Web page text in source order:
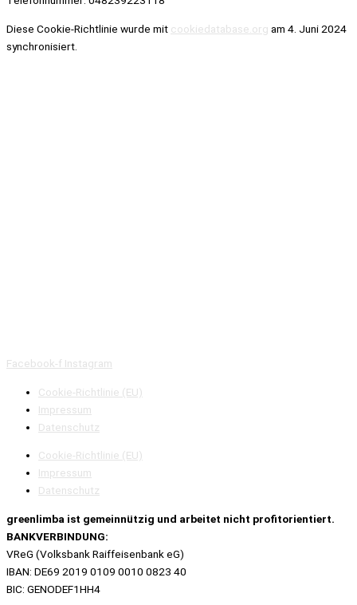
Diese Cookie-Richtlinie wurde mit cookiedatabase.org am 4. Juni 2024
synchronisiert.
Facebook-f Instagram
Cookie-Richtlinie (EU)
Impressum
Datenschutz
Cookie-Richtlinie (EU)
Impressum
Datenschutz
greenlimba ist gemeinnützig und arbeitet nicht profitorientiert.
BANKVERBINDUNG:
VReG (Volksbank Raiffeisenbank eG)
IBAN: DE69 2019 0109 0010 0823 40
BIC: GENODEF1HH4